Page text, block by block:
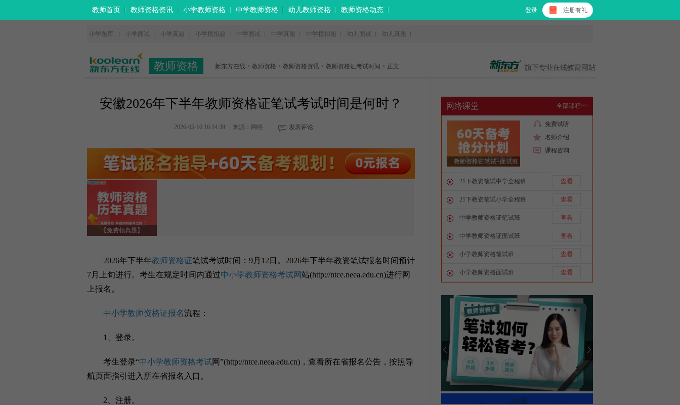
教师首页 教师资格资讯 小学教师资格 中学教师资格 幼儿教师资格 教师资格动态 登录 注册有礼
小学题库 小学面试 小学真题 小学模拟题 中学面试 中学真题 中学模拟题 幼儿面试 幼儿真题
教师资格 新东方在线 > 教师资格 > 教师资格资讯 > 教师资格证考试时间 > 正文
安徽2026年下半年教师资格证笔试考试时间是何时？
2026-05-10 16:14:39 来源：网络 发表评论
【免费领真题】
2026年下半年教师资格证笔试考试时间：9月12日。2026年下半年教资笔试报名时间预计
7月上旬进行。考生在规定时间内通过中小学教师资格考试网站(http://ntce.neea.edu.cn)进行网
上报名。
中小学教师资格证报名流程：
1、登录。
考生登录“中小学教师资格考试网”(http://ntce.neea.edu.cn)，查看所在省报名公告，按照导
航页面指引进入所在省报名入口。
2、注册。
网络课堂 全部课程>>
教师资格证笔试+面试班
免费试听
名师介绍
课程咨询
21下教资笔试中学全程班 查看
21下教资笔试小学全程班 查看
中学教师资格证笔试班 查看
中学教师资格证面试班 查看
小学教师资格笔试班 查看
小学教师资格面试班 查看